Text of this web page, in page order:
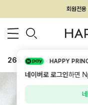
멤
26SS 신상 BEST
HAPPY
네이버로 로그인하면